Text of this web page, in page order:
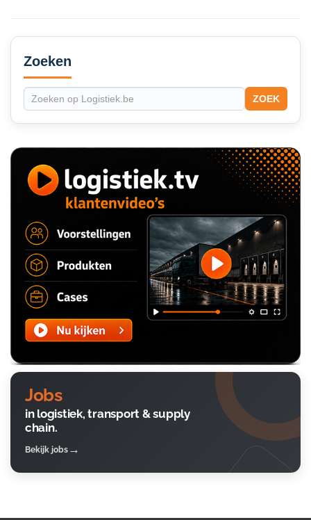
Secondary
Sidebar
Zoeken
ZOEK
Jobs
in logistiek, transport & supply
chain.
Bekijk jobs